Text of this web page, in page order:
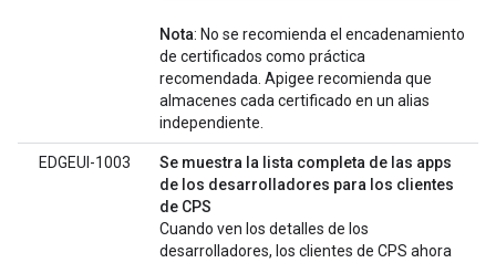
Nota: No se recomienda el encadenamiento
de certificados como práctica
recomendada. Apigee recomienda que
almacenes cada certificado en un alias
independiente.
EDGEUI-1003
Se muestra la lista completa de las apps
de los desarrolladores para los clientes
de CPS
Cuando ven los detalles de los
desarrolladores, los clientes de CPS ahora